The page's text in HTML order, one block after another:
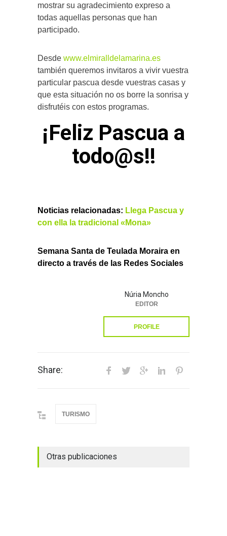
mostrar su agradecimiento expreso a
todas aquellas personas que han
participado.
Desde www.elmiralldelamarina.es
también queremos invitaros a vivir vuestra
particular pascua desde vuestras casas y
que esta situación no os borre la sonrisa y
disfrutéis con estos programas.
¡Feliz Pascua a
todo@s!!
Noticias relacionadas: Llega Pascua y
con ella la tradicional «Mona»
Semana Santa de Teulada Moraira en
directo a través de las Redes Sociales
Núria Moncho
EDITOR
PROFILE
Share:
TURISMO
Otras publicaciones